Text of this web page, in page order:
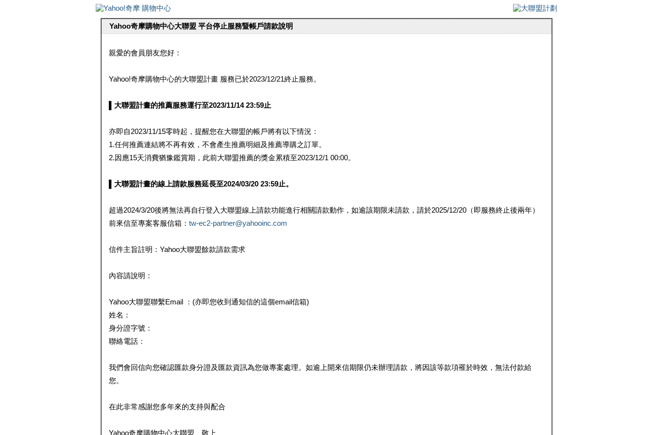
Yahoo奇摩購物中心大聯盟 平台停止服務暨帳戶請款說明
親愛的會員朋友您好：
Yahoo!奇摩購物中心的大聯盟計畫 服務已於2023/12/21終止服務。
▌大聯盟計畫的推薦服務運行至2023/11/14 23:59止
亦即自2023/11/15零時起，提醒您在大聯盟的帳戶將有以下情況：
1.任何推薦連結將不再有效，不會產生推薦明細及推薦導購之訂單。
2.因應15天消費猶豫鑑賞期，此前大聯盟推薦的獎金累積至2023/12/1 00:00。
▌大聯盟計畫的線上請款服務延長至2024/03/20 23:59止。
超過2024/3/20後將無法再自行登入大聯盟線上請款功能進行相關請款動作，如逾該期限未請款，請於2025/12/20（即服務終止後兩年）
前來信至專案客服信箱： tw-ec2-partner@yahooinc.com
信件主旨註明：Yahoo大聯盟餘款請款需求
內容請說明：
Yahoo大聯盟聯繫Email ：(亦即您收到通知信的這個email信箱)
姓名：
身分證字號：
聯絡電話：
我們會回信向您確認匯款身分證及匯款資訊為您做專案處理。如逾上開來信期限仍未辦理請款，將因該等款項罹於時效，無法付款給
您。
在此非常感謝您多年來的支持與配合
Yahoo奇摩購物中心大聯盟 敬上